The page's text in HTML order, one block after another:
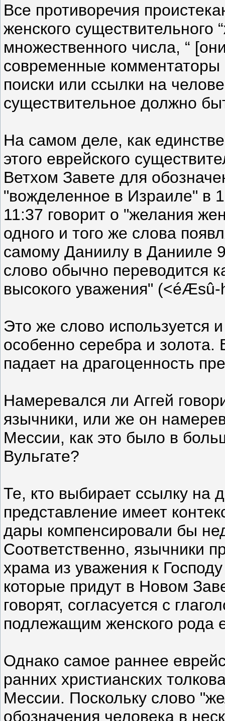
Все противоречия
женского существительного
множественного числа, “
современные
поиски или ссылки на
существительное должно
На самом деле, как
этого еврейского
Ветхом Завете для
"вожделенное в Израиле" в
11:37 говорит о "желания
одного и того же слова
самому Даниилу в Данииле
слово обычно переводится
высокого уважения"
Это же слово используется
особенно серебра и золота.
падает на драгоценность
Намеревался ли Аггей
язычники, или же он
Мессии, как это было в
Вульгате?
Те, кто выбирает ссылку на
представление имеет
дары компенсировали бы
Соответственно, язычники
храма из уважения к
которые придут в Новом
говорят, согласуется с
подлежащим женского рода
Однако самое раннее
ранних христианских
Мессии. Поскольку слово
обозначения человека в